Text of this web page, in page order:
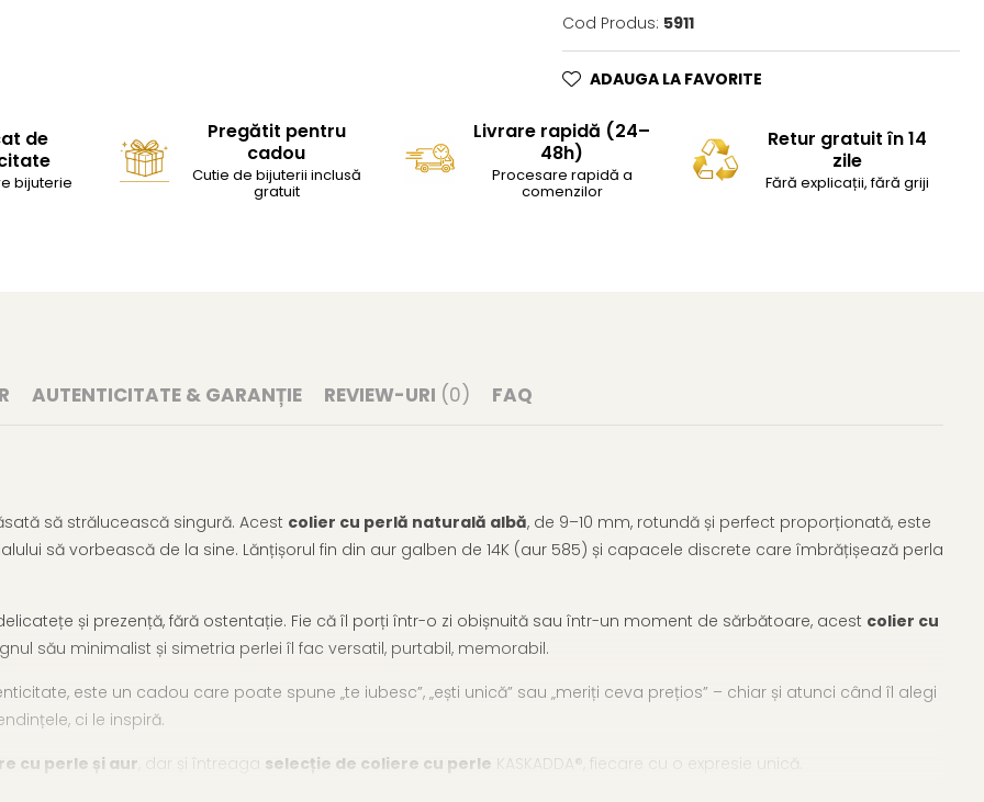
Cod Produs: 5911
ADAUGA LA FAVORITE
de
bijuterie
Pregătit pentru
cadou
Cutie de bijuterii inclusă
gratuit
Livrare rapidă (24–
48h)
Procesare rapidă a
comenzilor
Retur gratuit în 14
zile
Fără explicații, fără griji
AUTENTICITATE & GARANȚIE REVIEW-URI (0) FAQ
să strălucească singură. Acest colier cu perlă naturală albă, de 9–10 mm, rotundă și perfect proporționată, este
să vorbească de la sine. Lănțișorul fin din aur galben de 14K (aur 585) și capacele discrete care îmbrățișează perla
și prezență, fără ostentație. Fie că îl porți într-o zi obișnuită sau într-un moment de sărbătoare, acest colier cu
său minimalist și simetria perlei îl fac versatil, purtabil, memorabil.
este un cadou care poate spune „te iubesc”, „ești unică” sau „meriți ceva prețios” – chiar și atunci când îl alegi
ci le inspiră.
cu perle și aur , dar și întreaga selecție de coliere cu perle KASKADDA®, fiecare cu o expresie unică.